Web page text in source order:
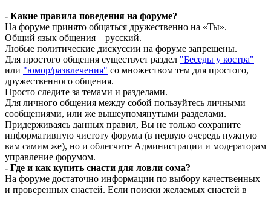
- Какие правила поведения на форуме?
На форуме принято общаться дружественно на «Ты».
Общий язык общения – русский.
Любые политические дискуссии на форуме запрещены.
Для простого общения существует раздел "Беседы у костра"
или "юмор/развлечения" со множеством тем для простого,
дружественного общения.
Просто следите за темами и разделами.
Для личного общения между собой пользуйтесь личными
сообщениями, или же вышеупомянутыми разделами.
Придерживаясь данных правил, Вы не только сохраните
информативную чистоту форума (в первую очередь нужную
вам самим же), но и облегчите Администрации и модераторам
управление форумом.
- Где и как купить снасти для ловли сома?
На форуме достаточно информации по выбору качественных
и проверенных снастей. Если поиски желаемых снастей в